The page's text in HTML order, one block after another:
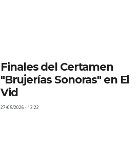
Finales del Certamen
"Brujerías Sonoras" en El
Vid
27/05/2026 - 13:22